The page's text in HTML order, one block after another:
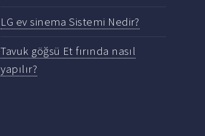
LG ev sinema Sistemi Nedir?
Tavuk göğsü Et fırında nasıl
yapılır?